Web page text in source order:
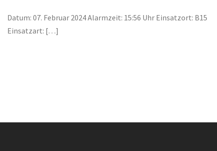
Datum: 07. Februar 2024 Alarmzeit: 15:56 Uhr Einsatzort: B15
Einsatzart: […]